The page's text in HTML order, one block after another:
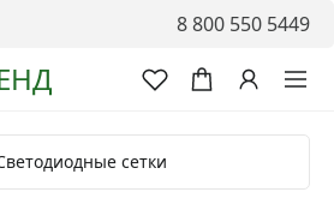
8 800 550 5449
сетки